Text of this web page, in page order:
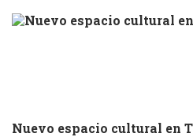
Nuevo espacio cultural en